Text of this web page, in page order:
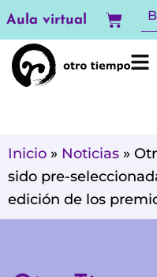
al
contenido
Aula virtual
Inicio » Noticias »
sido pre-
edición de los